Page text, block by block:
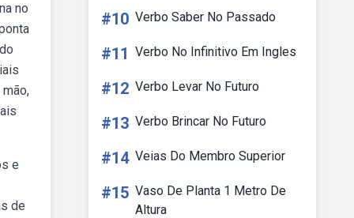
no
e
de
#10 Verbo Saber No Passado
#11 Verbo No Infinitivo Em Ingles
#12 Verbo Levar No Futuro
#13 Verbo Brincar No Futuro
#14 Veias Do Membro Superior
#15 Vaso De Planta 1 Metro De
Altura